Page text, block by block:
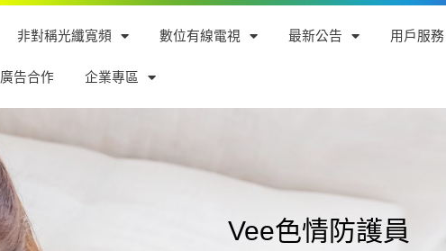
非對稱光纖寬頻 數位有線電視 最新公告 用戶服務
廣告合作 企業專區
Vee色情防護員